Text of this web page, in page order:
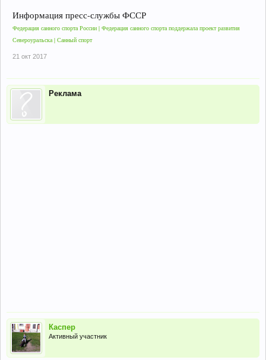
Информация пресс-службы ФССР
Федерация санного спорта России | Федерация санного спорта поддержала проект развития
Североуральска | Санный спорт
21 окт 2017
Реклама
Каспер
Активный участник